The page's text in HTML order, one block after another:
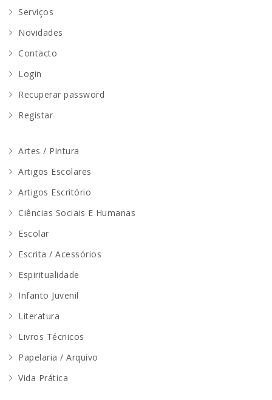
Serviços
Novidades
Contacto
Login
Recuperar password
Registar
Artes / Pintura
Artigos Escolares
Artigos Escritório
Ciências Sociais E Humanas
Escolar
Escrita / Acessórios
Espiritualidade
Infanto Juvenil
Literatura
Livros Técnicos
Papelaria / Arquivo
Vida Prática